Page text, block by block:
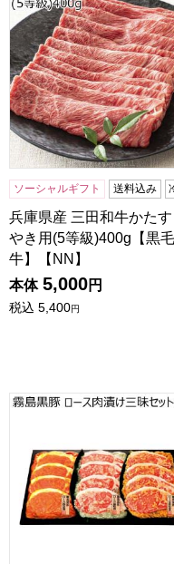
ソーシャルギフト 送料込み
兵庫県産 三田和牛かたす
やき用(5等級)400g【黒
牛】【NN】
本体 5,000円
税込 5,400円
霧島黒豚 ロース肉漬け